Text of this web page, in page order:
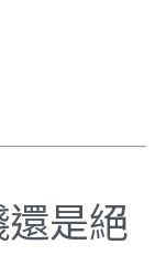
是絕